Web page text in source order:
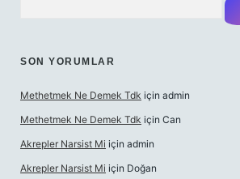
SON YORUMLAR
Methetmek Ne Demek Tdk için admin
Methetmek Ne Demek Tdk için Can
Akrepler Narsist Mi için admin
Akrepler Narsist Mi için Doğan